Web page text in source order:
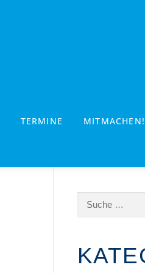
TERMINE MITMACHEN!
Suche